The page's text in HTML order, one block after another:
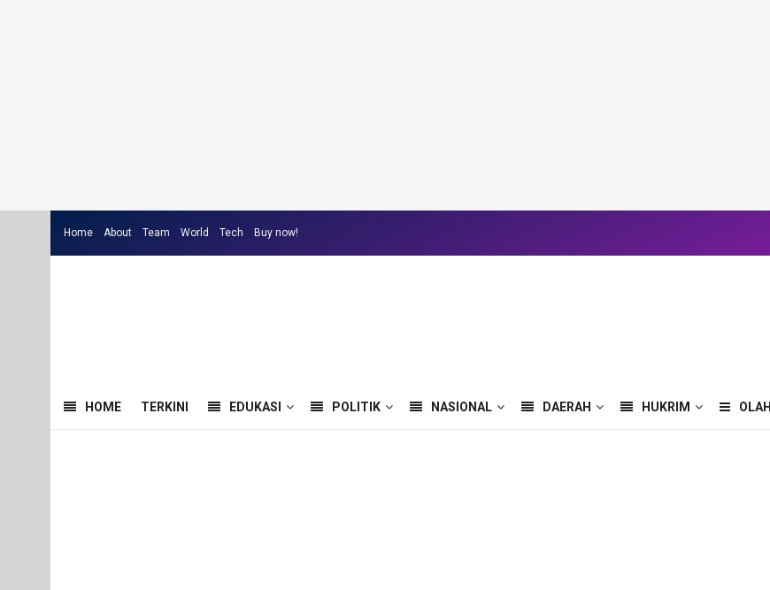
Home About Team World Tech Buy now!
HOME TERKINI EDUKASI POLITIK NASIONAL DAERAH HUKRIM